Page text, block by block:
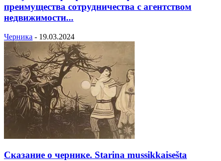
преимущества сотрудничества с агентством
недвижимости...
Черника - 19.03.2024
Сказание о чернике. Starina mussikkaisešta